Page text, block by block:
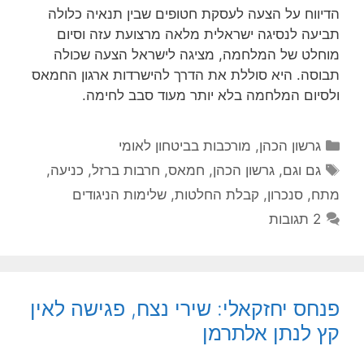
הדיווח על הצעה לעסקת חטופים שבין תנאיה כלולה
תביעה לנסיגה ישראלית מלאה מרצועת עזה וסיום
מוחלט של המלחמה, מציגה לישראל הצעה שכולה
תבוסה. היא סוללת את הדרך להישרדות ארגון החמאס
ולסיום המלחמה בלא יותר מעוד סבב לחימה.
קטגוריות
גרשון הכהן, מורכבות בביטחון לאומי
תגיות
גם וגם,גרשון הכהן, חמאס, חרבות ברזל, כניעה,
מתח, סנכרון, קבלת החלטות, שלימות הניגודים
2 תגובות
פנחס יחזקאלי: שירי נצח, פגישה לאין
קץ לנתן אלתרמן